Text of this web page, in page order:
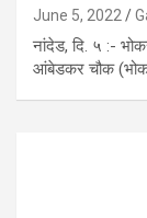
June 5, 2022
नांदेड, दि. ५ :-
आंबेडकर चौक